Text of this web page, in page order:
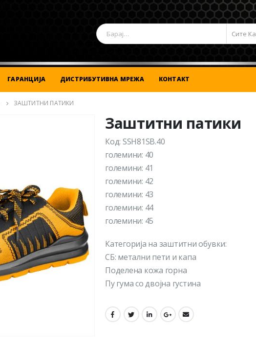
Сите
ГАРАНЦИЈА ДИСТРИБУТИВНА МРЕЖА КОНТАКТ
ЗАШТИТНИ ПАТИКИ
Заштитни патики
Код: SSH81SB.40
големини: 40
големини: 41
големини: 42
големини: 43
големини: 44
големини: 45
Категорија на заштитни обувки:
СБ: метални пети и капа
Поделена кожа горна
Пу гума со двојна густина